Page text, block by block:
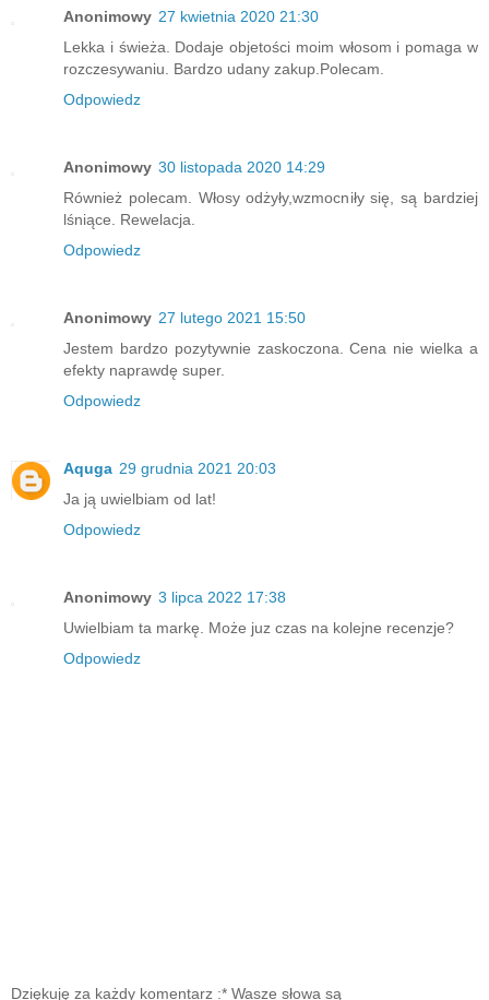
Anonimowy 27 kwietnia 2020 21:30
Lekka i świeża. Dodaje objetości moim włosom i pomaga w
rozczesywaniu. Bardzo udany zakup.Polecam.
Odpowiedz
Anonimowy 30 listopada 2020 14:29
Również polecam. Włosy odżyły,wzmocniły się, są bardziej
lśniące. Rewelacja.
Odpowiedz
Anonimowy 27 lutego 2021 15:50
Jestem bardzo pozytywnie zaskoczona. Cena nie wielka a
efekty naprawdę super.
Odpowiedz
Aquga 29 grudnia 2021 20:03
Ja ją uwielbiam od lat!
Odpowiedz
Anonimowy 3 lipca 2022 17:38
Uwielbiam ta markę. Może juz czas na kolejne recenzje?
Odpowiedz
Dziękuję za każdy komentarz :* Wasze słowa są